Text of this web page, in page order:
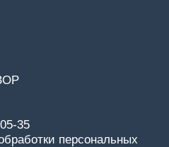
35
персональных